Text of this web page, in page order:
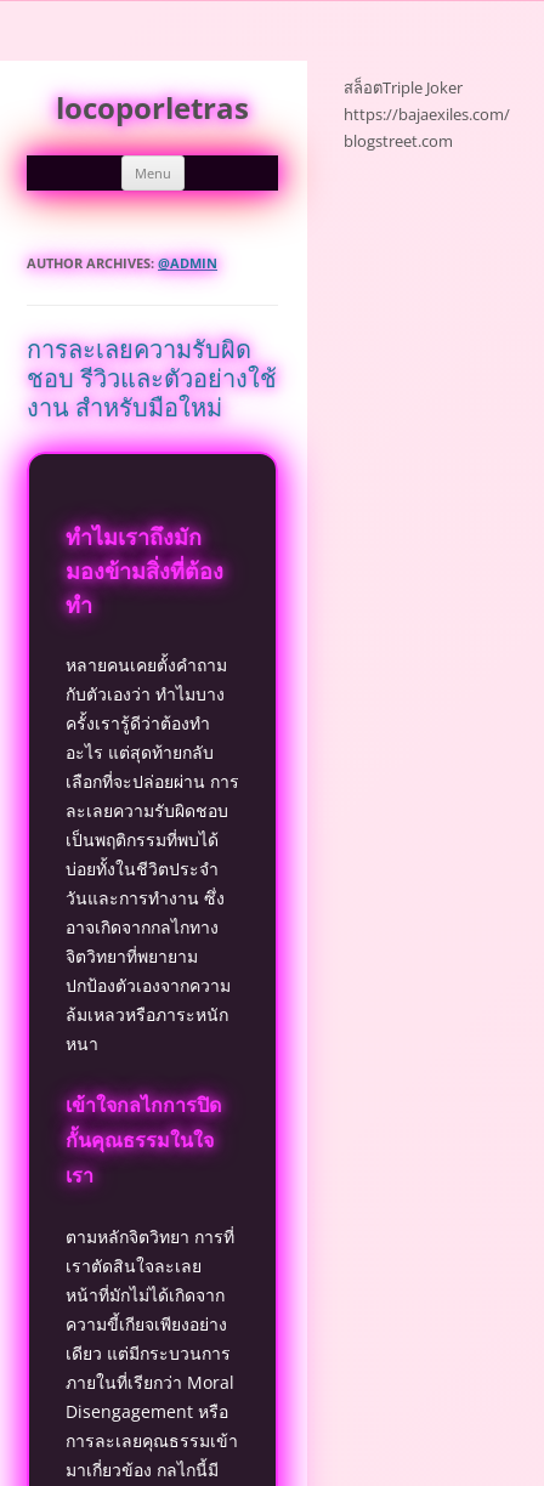
Skip
content
locoporletras
Menu
AUTHOR ARCHIVES: @ADMIN
การละเลยความรับผิด
ชอบ รีวิวและตัวอย่างใช้
งาน สำหรับมือใหม่
ทำไมเราถึงมัก
มองข้ามสิ่งที่ต้อง
ทำ
หลายคนเคยตั้งคำถาม
กับตัวเองว่า ทำไมบาง
ครั้งเรารู้ดีว่าต้องทำ
อะไร แต่สุดท้ายกลับ
เลือกที่จะปล่อยผ่าน การ
ละเลยความรับผิดชอบ
เป็นพฤติกรรมที่พบได้
บ่อยทั้งในชีวิตประจำ
วันและการทำงาน ซึ่ง
อาจเกิดจากกลไกทาง
จิตวิทยาที่พยายาม
ปกป้องตัวเองจากความ
ล้มเหลวหรือภาระหนัก
หนา
เข้าใจกลไกการปิด
กั้นคุณธรรมในใจ
เรา
ตามหลักจิตวิทยา การที่
เราตัดสินใจละเลย
หน้าที่มักไม่ได้เกิดจาก
ความขี้เกียจเพียงอย่าง
เดียว แต่มีกระบวนการ
ภายในที่เรียกว่า Moral
Disengagement หรือ
การละเลยคุณธรรมเข้า
มาเกี่ยวข้อง กลไกนี้มี
สล็อตTriple Joker
https://bajaexiles.com/
blogstreet.com